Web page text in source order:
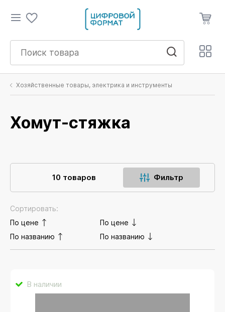
Хозяйственные товары, электрика и инструменты
Хомут-стяжка
10 товаров Фильтр
Сортировать:
По цене
По цене
По названию
По названию
В наличии